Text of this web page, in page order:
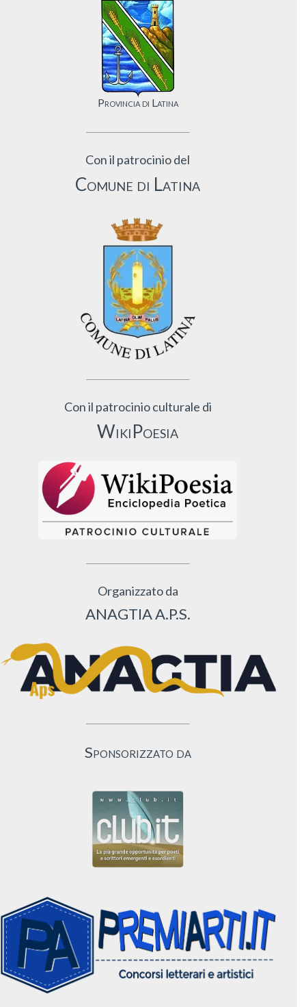
Provincia di Latina
Con il patrocinio del
Comune di Latina
Con il patrocinio culturale di
WikiPoesia
Organizzato da
ANAGTIA A.P.S.
Sponsorizzato da